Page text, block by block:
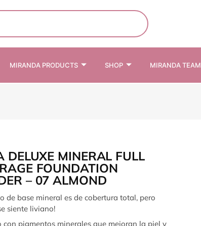
MIRANDA PRODUCTS SHOP MIRANDA TEAM
DELUXE MINERAL FULL
FOUNDATION
– 07 ALMOND
de base mineral es de cobertura total, pero
siente liviano!
con pigmentos minerales que mejoran la piel y